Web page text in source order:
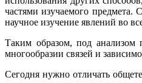
частями изучаемого предмета.
научное изучение явлений во
Таким образом, под анализом
многообразии связей и
Сегодня нужно отличать